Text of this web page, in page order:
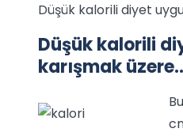
Düşük kalorili diyet
Düşük kalorili
karışmak